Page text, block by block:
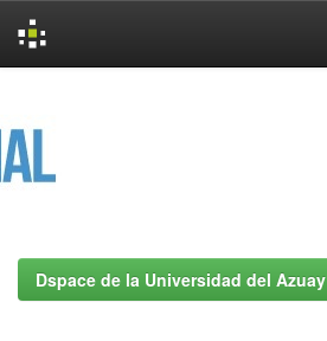
Dspace de la Universidad del Azuay